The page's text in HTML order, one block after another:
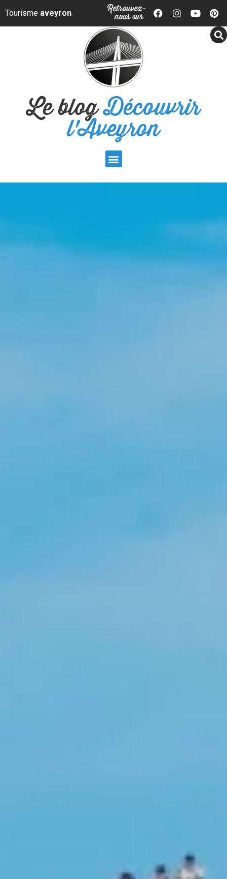
Panneau de gestion des cookies
Tourisme aveyron Retrouvez-
nous sur
Le blogDécouvrir
l'Aveyron